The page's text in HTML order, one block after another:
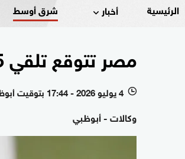
الرئيسية أخبار شرق أوسط
مصر تتوقع تلقي 1.5 مليار يورو من الاتحاد الأوروبي خلال أيام
l 4 يوليو 2026 - 17:44 بتوقيت أبوظبي
وكالات - أبوظبي